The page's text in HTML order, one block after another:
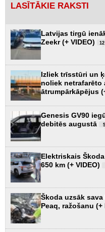
LASĪTĀKIE RAKSTI
Latvijas tirgū
Zeekr (+ VIDEO)
12
Izliek trīsstūri un
noliek netrafarēto
ātrumpārkāpējus
Genesis GV90
debitēs augustā
5
Elektriskais
650 km (+ VIDEO)
Škoda uzsāk
Peaq, ražošanu (+